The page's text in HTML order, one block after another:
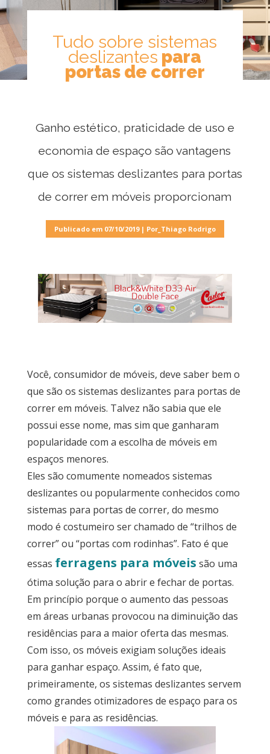
Móveis
Ambiente
Escritório
Lavanderia
Quarto
dentro
Móvel
Novidades
Móveis
Sobre
Contato
Tudo sobre sistemas
deslizantes para
portas de correr
Ganho estético, praticidade de uso e
economia de espaço são vantagens
que os sistemas deslizantes para portas
de correr em móveis proporcionam
Publicado em 07/10/2019 | Por_Thiago Rodrigo
Você, consumidor de móveis, deve saber bem o
que são os sistemas deslizantes para portas de
correr em móveis. Talvez não sabia que ele
possui esse nome, mas sim que ganharam
popularidade com a escolha de móveis em
espaços menores.
Eles são comumente nomeados sistemas
deslizantes ou popularmente conhecidos como
sistemas para portas de correr, do mesmo
modo é costumeiro ser chamado de “trilhos de
correr” ou “portas com rodinhas”. Fato é que
essas ferragens para móveis são uma
ótima solução para o abrir e fechar de portas.
Em princípio porque o aumento das pessoas
em áreas urbanas provocou na diminuição das
residências para a maior oferta das mesmas.
Com isso, os móveis exigiam soluções ideais
para ganhar espaço. Assim, é fato que,
primeiramente, os sistemas deslizantes servem
como grandes otimizadores de espaço para os
móveis e para as residências.